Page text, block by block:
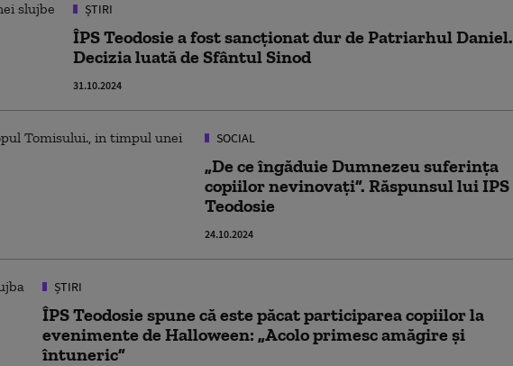
ȘTIRI
ÎPS Teodosie a fost sancționat dur de Patriarhul Daniel.
Decizia luată de Sfântul Sinod
31.10.2024
SOCIAL
„De ce îngăduie Dumnezeu suferința
copiilor nevinovați”. Răspunsul lui IPS
Teodosie
24.10.2024
ȘTIRI
ÎPS Teodosie spune că este păcat participarea copiilor la
evenimente de Halloween: „Acolo primesc amăgire şi
întuneric”